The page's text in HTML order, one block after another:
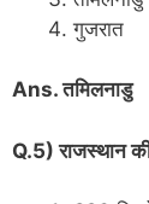
गुजरात
Ans. तमिलनाडु
Q.5) राजस्थान की